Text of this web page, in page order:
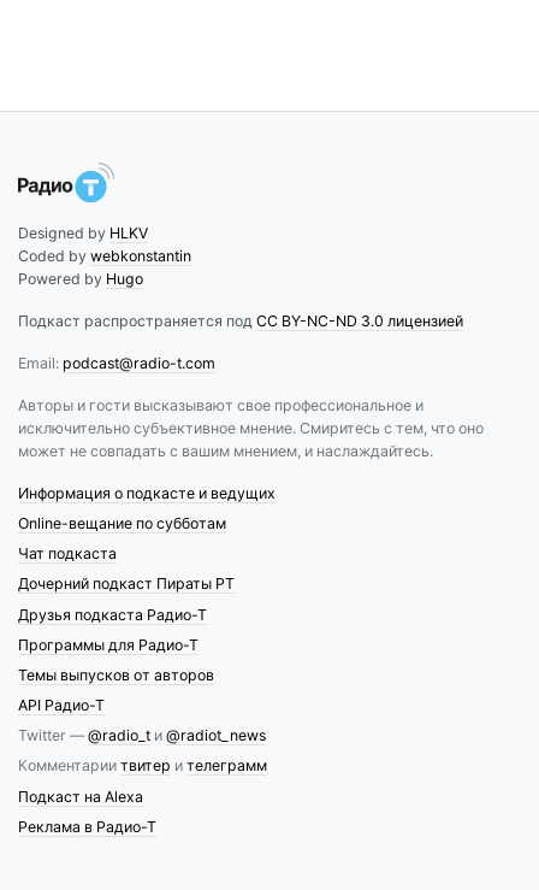
Designed by HLKV
Coded by webkonstantin
Powered by Hugo
Подкаст распространяется под CC BY-NC-ND 3.0 лицензией
Email: podcast@radio-t.com
Авторы и гости высказывают свое профессиональное и
исключительно субъективное мнение. Смиритесь с тем, что оно
может не совпадать с вашим мнением, и наслаждайтесь.
Информация о подкасте и ведущих
Online-вещание по субботам
Чат подкаста
Дочерний подкаст Пираты РТ
Друзья подкаста Радио-Т
Программы для Радио-Т
Темы выпусков от авторов
API Радио-Т
Twitter —@radio_t и @radiot_news
Комментарии твитер и телеграмм
Подкаст на Alexa
Реклама в Радио-Т